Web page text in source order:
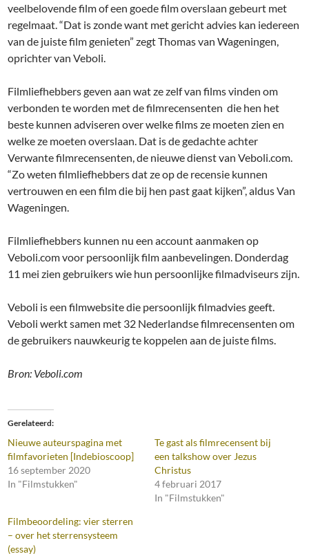
veelbelovende film of een goede film overslaan gebeurt met
regelmaat. “Dat is zonde want met gericht advies kan iedereen
van de juiste film genieten” zegt Thomas van Wageningen,
oprichter van Veboli.
Filmliefhebbers geven aan wat ze zelf van films vinden om
verbonden te worden met de filmrecensenten die hen het
beste kunnen adviseren over welke films ze moeten zien en
welke ze moeten overslaan. Dat is de gedachte achter
Verwante filmrecensenten, de nieuwe dienst van Veboli.com.
“Zo weten filmliefhebbers dat ze op de recensie kunnen
vertrouwen en een film die bij hen past gaat kijken”, aldus Van
Wageningen.
Filmliefhebbers kunnen nu een account aanmaken op
Veboli.com voor persoonlijk film aanbevelingen. Donderdag
11 mei zien gebruikers wie hun persoonlijke filmadviseurs zijn.
Veboli is een filmwebsite die persoonlijk filmadvies geeft.
Veboli werkt samen met 32 Nederlandse filmrecensenten om
de gebruikers nauwkeurig te koppelen aan de juiste films.
Bron: Veboli.com
Gerelateerd
Nieuwe auteurspagina met
filmfavorieten [Indebioscoop]
16 september 2020
In "Filmstukken"
Te gast als filmrecensent bij
een talkshow over Jezus
Christus
4 februari 2017
In "Filmstukken"
Filmbeoordeling: vier sterren
– over het sterrensysteem
(essay)